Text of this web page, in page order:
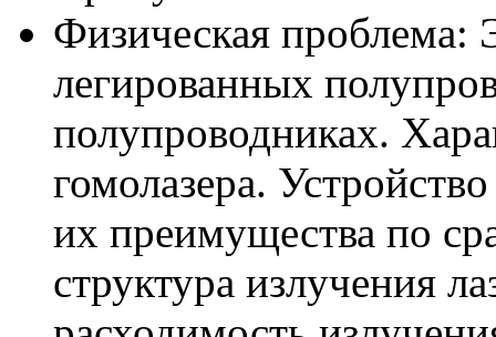
Физическая проблема:
легированных
полупроводниках.
гомолазера.
их преимущества по
структура излучения